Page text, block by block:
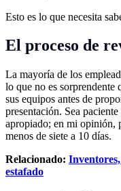
Esto es lo que necesita
El proceso de
La mayoría de los
lo que no es sorprendente
sus equipos antes de
presentación. Sea
apropiado; en mi opinión,
menos de siete a 10 días.
Relacionado:
estafado